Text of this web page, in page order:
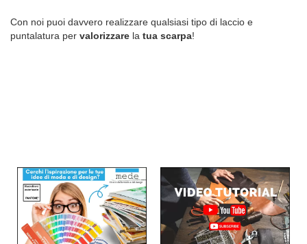
Con noi puoi davvero realizzare qualsiasi tipo di laccio e
puntalatura per valorizzare la tua scarpa!